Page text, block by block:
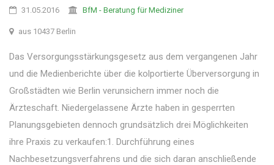
31.05.2016 BfM - Beratung für Mediziner
aus 10437 Berlin
Das Versorgungsstärkungsgesetz aus dem vergangenen Jahr
und die Medienberichte über die kolportierte Überversorgung in
Großstädten wie Berlin verunsichern immer noch die
Ärzteschaft. Niedergelassene Ärzte haben in gesperrten
Planungsgebieten dennoch grundsätzlich drei Möglichkeiten
ihre Praxis zu verkaufen:1. Durchführung eines
Nachbesetzungsverfahrens und die sich daran anschließende